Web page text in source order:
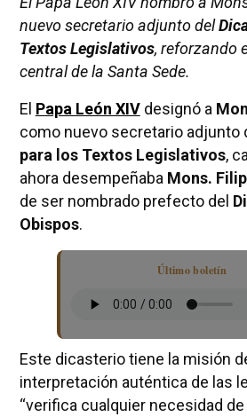
nuevo secretario adjunto del
Textos Legislativos, reforzando
central de la Santa Sede.
El Papa León XIVdesignó a
como nuevo secretario adjunto
para los Textos Legislativos,
ahora desempeñaba Mons.
de ser nombrado prefecto del
Obispos.
Último boletín
Este dicasterio tiene la misión
interpretación auténtica de las
“verifica cualquier necesidad